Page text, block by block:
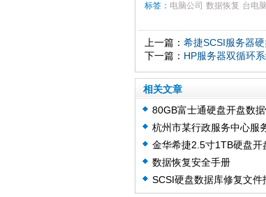
标签： 电脑公司 数据恢复 台电脑
上一篇： 希捷SCSI服务器
下一篇： HP服务器双循环
相关文章
80GB富士通硬盘开盘数
杭州市某行政服务中心服
金华希捷2.5寸1TB硬盘开
数据恢复安全手册
SCSI硬盘数据库修复文件